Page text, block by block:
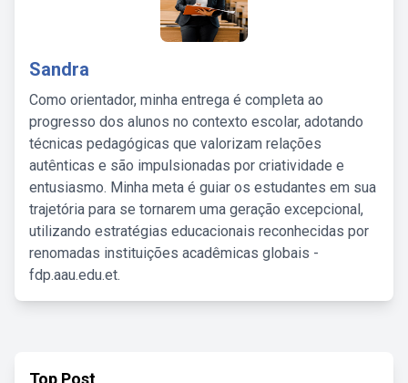
Sandra
Como orientador, minha entrega é completa ao
progresso dos alunos no contexto escolar, adotando
técnicas pedagógicas que valorizam relações
autênticas e são impulsionadas por criatividade e
entusiasmo. Minha meta é guiar os estudantes em sua
trajetória para se tornarem uma geração excepcional,
utilizando estratégias educacionais reconhecidas por
renomadas instituições acadêmicas globais -
fdp.aau.edu.et.
Top Post